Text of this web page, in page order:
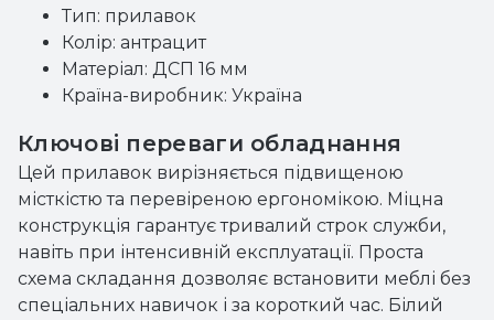
Тип: прилавок
Колір: антрацит
Матеріал: ДСП 16 мм
Країна-виробник: Україна
Ключові переваги обладнання
Цей прилавок вирізняється підвищеною
місткістю та перевіреною ергономікою. Міцна
конструкція гарантує тривалий строк служби,
навіть при інтенсивній експлуатації. Проста
схема складання дозволяє встановити меблі без
спеціальних навичок і за короткий час. Білий